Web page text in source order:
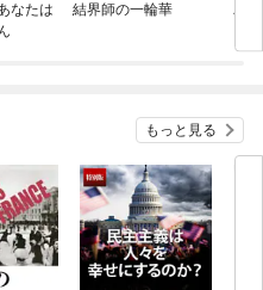
なたは
結界師の一輪華
バ
今
もっと見る